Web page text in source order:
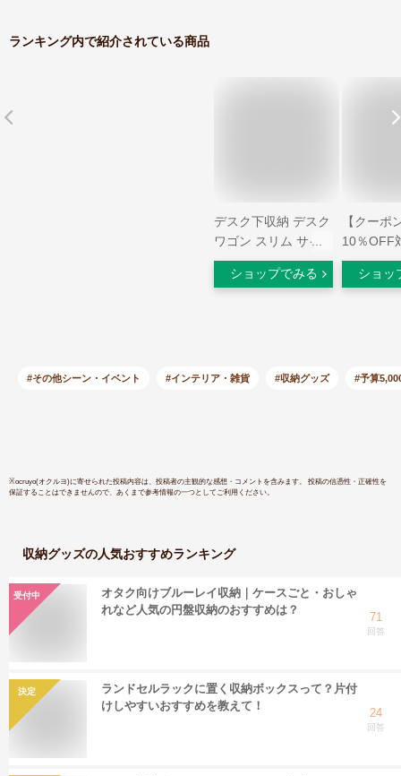
ランキング内で紹介されている商品
デスク下収納 デスク
ワゴン スリム サイ
ドワゴン キャスター
付き デスク下ワゴン
イドラック 収納ワゴ
ショップでみる
【クーポ
10％OFF
マルチラ
キャスタ
収納 木製
ショッ
#その他シーン・イベント #インテリア・雑貨 #収納グッズ #予算
※ocruyo(オクルヨ)に寄せられた投稿内容は、投稿者の主観的な感想・コメントを含みます。 投稿の信憑性・正確性を
保証することはできませんので、あくまで参考情報の一つとしてご利用ください。
収納グッズの人気おすすめランキング
受付中
オタク向けブルーレイ収納｜ケースごと・おしゃ
れなど人気の円盤収納のおすすめは？
71
回答
決定
ランドセルラックに置く収納ボックスって？片付
けしやすいおすすめを教えて！
24
回答